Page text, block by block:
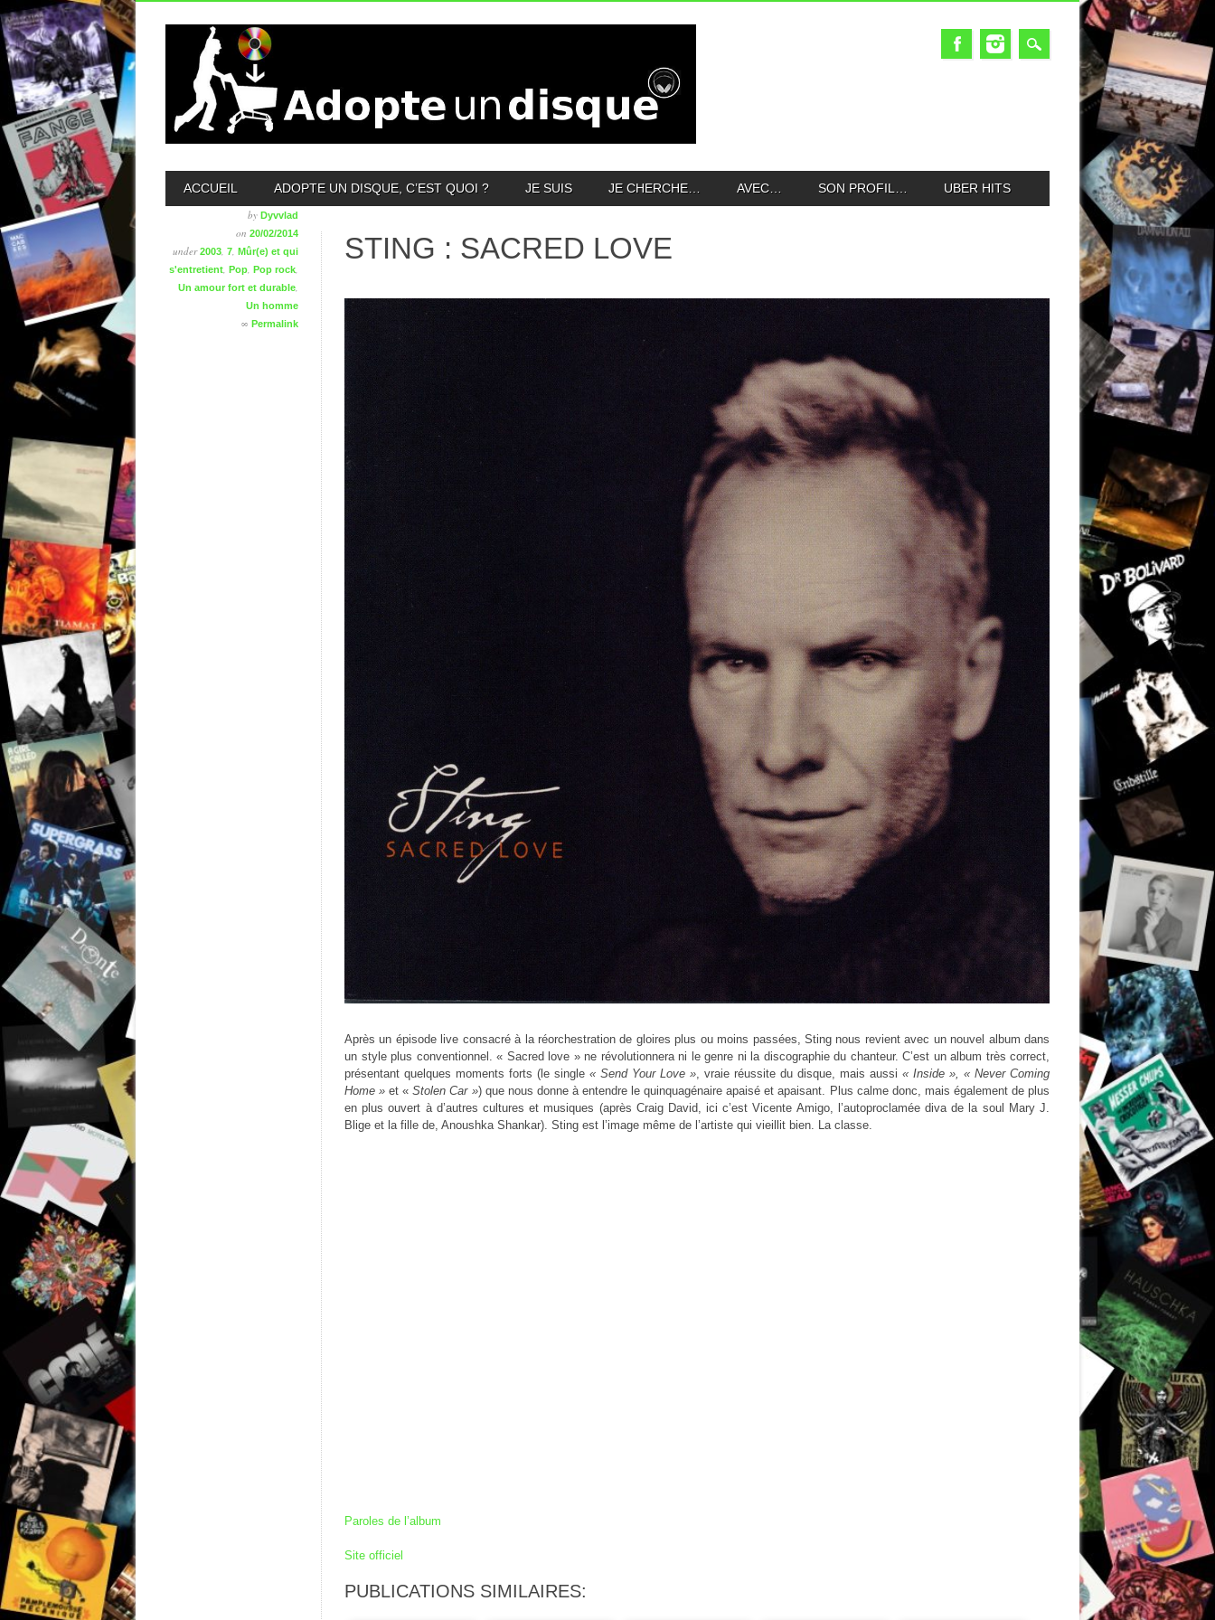
MAIN MENU
ACCUEIL ADOPTE UN DISQUE, C’EST QUOI ? JE SUIS JE CHERCHE… AVEC… SON PROFIL… UBER HITS
by Dyvvlad
on 20/02/2014
under2003 7 Mûr(e) et qui
s'entretient Pop Pop rock
Un amour fort et durable
Un homme
∞ Permalink
STING : SACRED LOVE
Après un épisode live consacré à la réorchestration de gloires plus ou moins passées, Sting nous revient avec un nouvel album dans
un style plus conventionnel. « Sacred love » ne révolutionnera ni le genre ni la discographie du chanteur. C’est un album très correct,
présentant quelques moments forts (le single « Send Your Love » , vraie réussite du disque, mais aussi « Inside », « Never Coming
Home » et «Stolen Car ») que nous donne à entendre le quinquagénaire apaisé et apaisant. Plus calme donc, mais également de plus
en plus ouvert à d’autres cultures et musiques (après Craig David, ici c’est Vicente Amigo, l’autoproclamée diva de la soul Mary J.
Blige et la fille de, Anoushka Shankar). Sting est l’image même de l’artiste qui vieillit bien. La classe.
Paroles de l’album
Site officiel
PUBLICATIONS SIMILAIRES: